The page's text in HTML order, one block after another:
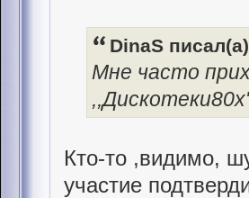
DinaS
Мне часто
Кто-то ,видимо,
участие